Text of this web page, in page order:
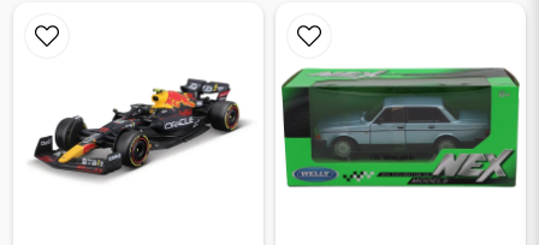
varierad samling utan att behöva alltför mycket utrymme.
Skala 1:43 är en av de mest klassiska och populära
samlarskalorna, särskilt bland dem som vill samla på många olika
bilmodeller. En praktisk storlek som gör det enkelt att bygga
upp större samlingar.